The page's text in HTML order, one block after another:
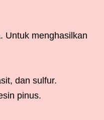
Untuk menghasilkan
dan sulfur.
pinus.